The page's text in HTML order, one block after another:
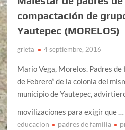
compactación de
Yautepec (MORELOS)
grieta 4 septiembre, 2016
Mario Vega, Morelos. Padres de
de Febrero” de la colonia del
municipio de Yautepec,
movilizaciones para exigir que …
educacion padres de familia